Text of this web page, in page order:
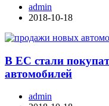
admin
2018-10-18
В ЕС стали
автомобилей
admin